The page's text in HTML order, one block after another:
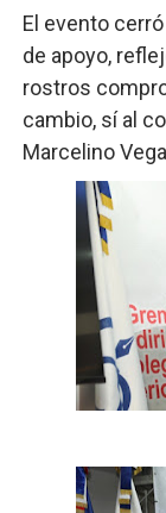
El evento
de apoyo,
rostros
cambio, sí al
Marcelino